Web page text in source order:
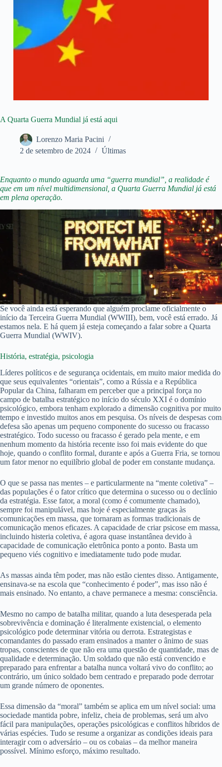
A Quarta Guerra Mundial já está aqui
Lorenzo Maria Pacini
2 de setembro de 2024
Últimas
Enquanto o mundo aguarda uma “guerra mundial”, a realidade é
que em um nível multidimensional, a Quarta Guerra Mundial já está
em plena operação.
Se você ainda está esperando que alguém proclame oficialmente o
início da Terceira Guerra Mundial (WWIII), bem, você está errado. Já
estamos nela. E há quem já esteja começando a falar sobre a Quarta
Guerra Mundial (WWIV).
História, estratégia, psicologia
Líderes políticos e de segurança ocidentais, em muito maior medida do
que seus equivalentes “orientais”, como a Rússia e a República
Popular da China, falharam em perceber que a principal força no
campo de batalha estratégico no início do século XXI é o domínio
psicológico, embora tenham explorado a dimensão cognitiva por muito
tempo e investido muitos anos em pesquisa. Os níveis de despesas com
defesa são apenas um pequeno componente do sucesso ou fracasso
estratégico. Todo sucesso ou fracasso é gerado pela mente, e em
nenhum momento da história recente isso foi mais evidente do que
hoje, quando o conflito formal, durante e após a Guerra Fria, se tornou
um fator menor no equilíbrio global de poder em constante mudança.
O que se passa nas mentes – e particularmente na “mente coletiva” –
das populações é o fator crítico que determina o sucesso ou o declínio
da estratégia. Esse fator, a moral (como é comumente chamado),
sempre foi manipulável, mas hoje é especialmente graças às
comunicações em massa, que tornaram as formas tradicionais de
comunicação menos eficazes. A capacidade de criar psicose em massa,
incluindo histeria coletiva, é agora quase instantânea devido à
capacidade de comunicação eletrônica ponto a ponto. Basta um
pequeno viés cognitivo e imediatamente tudo pode mudar.
As massas ainda têm poder, mas não estão cientes disso. Antigamente,
ensinava-se na escola que “conhecimento é poder”, mas isso não é
mais ensinado. No entanto, a chave permanece a mesma: consciência.
Mesmo no campo de batalha militar, quando a luta desesperada pela
sobrevivência e dominação é literalmente existencial, o elemento
psicológico pode determinar vitória ou derrota. Estrategistas e
comandantes do passado eram ensinados a manter o ânimo de suas
tropas, conscientes de que não era uma questão de quantidade, mas de
qualidade e determinação. Um soldado que não está convencido e
preparado para enfrentar a batalha nunca voltará vivo do conflito; ao
contrário, um único soldado bem centrado e preparado pode derrotar
um grande número de oponentes.
Essa dimensão da “moral” também se aplica em um nível social: uma
sociedade mantida pobre, infeliz, cheia de problemas, será um alvo
fácil para manipulações, operações psicológicas e conflitos híbridos de
várias espécies. Tudo se resume a organizar as condições ideais para
interagir com o adversário – ou os cobaias – da melhor maneira
possível. Mínimo esforço, máximo resultado.